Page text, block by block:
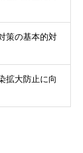
策の基本的対
拡大防止に向